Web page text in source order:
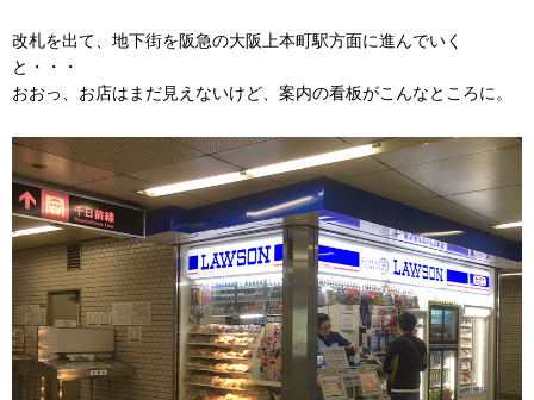
改札を出て、地下街を阪急の大阪上本町駅方面に進んでいく
と・・・
おおっ、お店はまだ見えないけど、案内の看板がこんなところに。